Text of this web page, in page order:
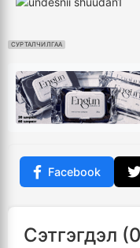
СУРТАЛЧИЛГАА
Facebook
Сэтгэгдэл